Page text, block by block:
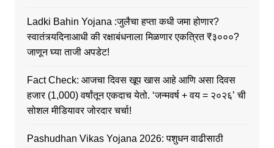
Ladki Bahin Yojana :जुलैचा हप्ता कधी जमा होणार?
स्वातंत्र्यदिनाआधी की रक्षाबंधनाला मिळणार एकत्रित ₹३०००?
जाणून घ्या ताजी अपडेट!
Fact Check: आजचा दिवस खूप खास आहे आणि असा दिवस
हजार (1,000) वर्षांतून एकदाच येतो. ‘जन्मवर्ष + वय = २०२६’ ची
सोशल मीडियावर जोरदार चर्चा!
Pashudhan Vikas Yojana 2026: पशुधन वाढीसाठी